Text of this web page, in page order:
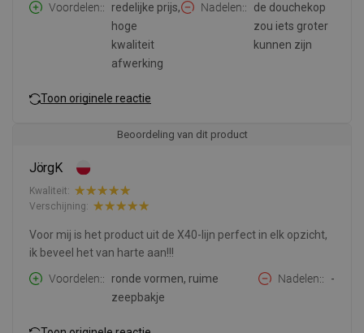
Voordelen:
redelijke prijs,
hoge
kwaliteit
afwerking
Nadelen:
de douchekop
zou iets groter
kunnen zijn
Toon originele reactie
Beoordeling van dit product
JörgK
Kwaliteit:
Verschijning:
Voor mij is het product uit de X40-lijn perfect in elk opzicht,
ik beveel het van harte aan!!!
Voordelen:
ronde vormen, ruime
zeepbakje
Nadelen: -